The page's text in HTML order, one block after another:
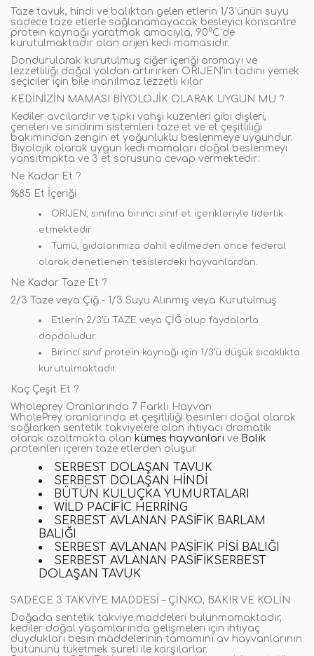
Taze tavuk, hindi ve balıktan gelen etlerin 1/3’ünün suyu
sadece taze etlerle sağlanamayacak besleyici konsantre
protein kaynağı yaratmak amacıyla, 90°C’de
kurutulmaktadır olan orijen kedi mamasıdır.
Dondurularak kurutulmuş ciğer içeriği aromayı ve
lezzetliliği doğal yoldan artırırken ORIJEN’in tadını yemek
seçiciler için bile inanılmaz lezzetli kılar
KEDİNİZİN MAMASI BİYOLOJİK OLARAK UYGUN MU ?
Kediler avcılardır ve tıpkı vahşi kuzenleri gibi dişleri,
çeneleri ve sindirim sistemleri taze et ve et çeşitliliği
bakımından zengin et yoğunluklu beslenmeye uygundur.
Biyolojik olarak uygun kedi mamaları doğal beslenmeyi
yansıtmakta ve 3 et sorusuna cevap vermektedir:
Ne Kadar Et ?
%85 Et İçeriği
ORIJEN, sınıfına birinci sınıf et içerikleriyle liderlik
etmektedir
Tümü, gıdalarımıza dahil edilmeden önce federal
olarak denetlenen tesislerdeki hayvanlardan.
Ne Kadar Taze Et ?
2/3 Taze veya Çiğ - 1/3 Suyu Alınmış veya Kurutulmuş
Etlerin 2/3’ü TAZE veya ÇİĞ olup faydalarla
dopdoludur.
Birinci sınıf protein kaynağı için 1/3’ü düşük sıcaklıkta
kurutulmaktadır.
Kaç Çeşit Et ?
Wholeprey Oranlarında 7 Farklı Hayvan
WholePrey oranlarında et çeşitliliği besinleri doğal olarak
sağlarken sentetik takviyelere olan ihtiyacı dramatik
olarak azaltmakta olan kümes hayvanları ve Balık
proteinleri içeren taze etlerden oluşur.
SERBEST DOLAŞAN TAVUK
SERBEST DOLAŞAN HINDI
BÜTÜN KULUÇKA YUMURTALARI
WILD PACIFIC HERRING
SERBEST AVLANAN PASIFIK BARLAM
BALIĞI
SERBEST AVLANAN PASIFIK PISI BALIĞI
SERBEST AVLANAN PASIFIKSERBEST
DOLAŞAN TAVUK
SADECE 3 TAKVİYE MADDESİ – ÇİNKO, BAKIR VE KOLİN
Doğada sentetik takviye maddeleri bulunmamaktadır,
kediler doğal yaşamlarında gelişmeleri için ihtiyaç
duydukları besin maddelerinin tamamını av hayvanlarının
bütününü tüketmek sureti ile karşılarlar.